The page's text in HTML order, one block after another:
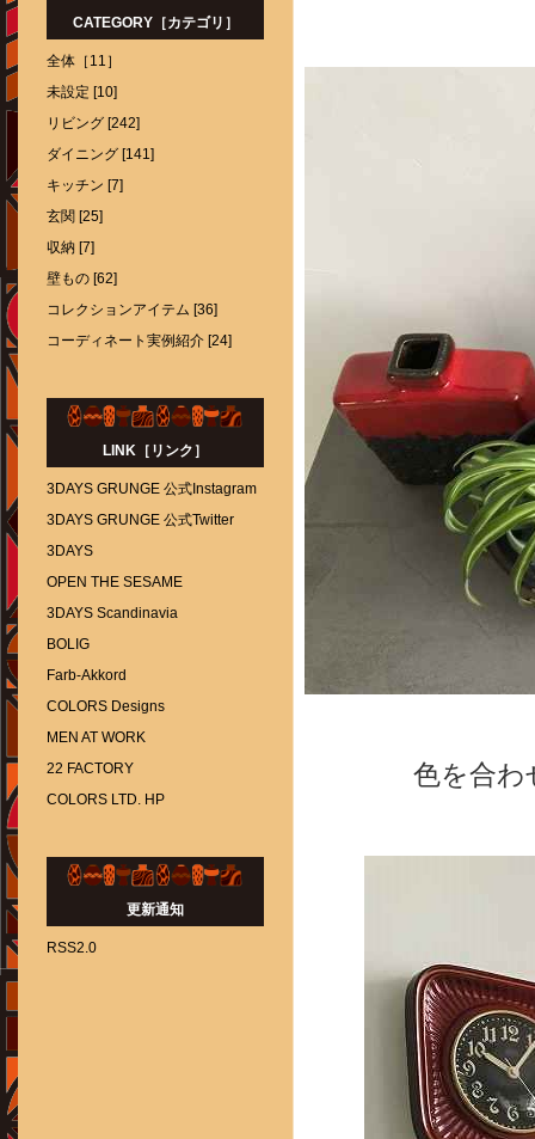
色を合わ
CATEGORY［カテゴリ］
全体［11］
未設定 [10]
リビング [242]
ダイニング [141]
キッチン [7]
玄関 [25]
収納 [7]
壁もの [62]
コレクションアイテム [36]
コーディネート実例紹介 [24]
LINK［リンク］
3DAYS GRUNGE 公式Instagram
3DAYS GRUNGE 公式Twitter
3DAYS
OPEN THE SESAME
3DAYS Scandinavia
BOLIG
Farb-Akkord
COLORS Designs
MEN AT WORK
22 FACTORY
COLORS LTD. HP
更新通知
RSS2.0